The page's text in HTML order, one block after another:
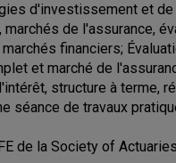
d'investissement et
de l'assurance,
financiers;
et marché de
structure à terme,
séance de travaux
de la Society of